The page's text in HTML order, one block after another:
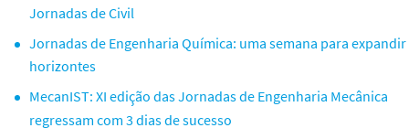
Jornadas de Civil
Jornadas de Engenharia Química: uma semana para expandir
horizontes
MecanIST: XI edição das Jornadas de Engenharia Mecânica
regressam com 3 dias de sucesso